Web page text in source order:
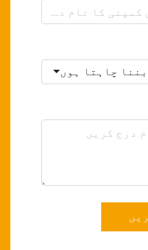
چاہتا ہوں